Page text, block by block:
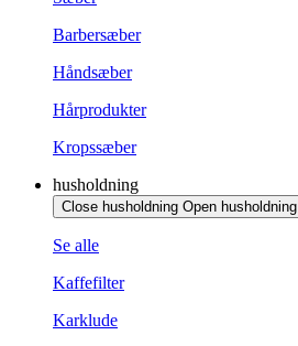
Barbersæber
Håndsæber
Hårprodukter
Kropssæber
husholdning
Close husholdning Open husholdning
Se alle
Kaffefilter
Karklude